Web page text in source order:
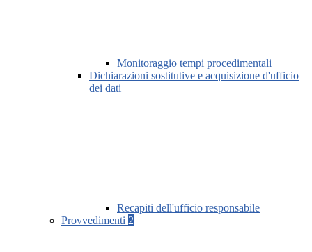
Monitoraggio tempi procedimentali
Dichiarazioni sostitutive e acquisizione d'ufficio
dei dati
Recapiti dell'ufficio responsabile
Provvedimenti 2